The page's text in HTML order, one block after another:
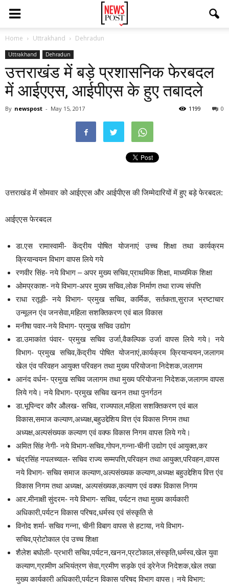
Home Uttrakhand Dehradun
Uttrakhand Dehradun
उत्तराखंड में बड़े प्रशासनिक फेरबदल
में आईएएस, आईपीएस के हुए तबादले
By newspost - May 15, 2017 0
1199
उत्तराखंड में सोमवार को आईएएस और आईपीएस की जिम्मेदारियों में हुए बड़े फेरबदल:
आईएएस फेरबदल
डा.एस रामास्वामी- केंद्रीय पोषित योजनाएं उच्च शिक्षा तथा कार्यक्रम
क्रियान्वयन विभाग वापस लिये गये
रणवीर सिंह- नये विभाग – अपर मुख्य सचिव,प्राथमिक शिक्षा, माध्यमिक शिक्षा
ओमप्रकाश- नये विभाग-अपर मुख्य सचिव,लोक निर्माण तथा राज्य संपत्ति
राधा रतूड़ी- नये विभाग- प्रमुख सचिव, कार्मिक, सर्तकता,सुराज भ्रष्टाचार
उन्मूलन एंव जनसेवा,महिला सशक्तिकरण एवं बाल विकास
मनीषा पवार-नये विभाग- प्रमुख सचिव उद्योग
डा.उमाकांत पंवार- प्रमुख सचिव उर्जा,वैकल्पिक उर्जा वापस लिये गये। नये
विभाग- प्रमुख सचिव,केंद्रीय पोषित योजनाएं,कार्यक्रम क्रियान्वयन,जलागम
खेल एंव परिवहन आयुक्त परिवहन तथा मुख्य परियोजना निदेशक,जलागम
आनंद वर्धन- प्रमुख सचिव जलागम तथा मुख्य परियोजना निदेशक,जलागम वापस
लिये गये। नये विभाग- प्रमुख सचिव खनन तथा पुनर्गठन
डा.भूपिन्दर कौर औलख- सचिव, राज्यपाल,महिला सशक्तिकरण एवं बाल
विकास,समाज कल्याण,अध्यक्ष,बहुउद्देशिय वित्त एंव विकास निगम तथा
अध्यक्ष,अल्पसंख्यक कल्याण एवं वक्फ विकास निगम वापस लिये गये।
अमित सिंह नेगी- नये विभाग-सचिव,गोपन,गन्ना-चीनी उद्योग एवं आयुक्त,कर
चंद्रसिंह नपलच्याल- सचिव राज्य सम्मपत्ति,परिवहन तथा आयुक्त,परिवहन,वापस
नये विभाग- सचिव समाज कल्याण,अल्पसंख्यक कल्याण,अध्यक्ष बहुउद्देशिय वित्त एंव
विकास निगम तथा अध्यक्ष, अल्पसंख्यक,कल्याण एवं वक्फ विकास निगम
आर.मीनाक्षी सुंदरम- नये विभाग- सचिव, पर्यटन तथा मुख्य कार्यकारी
अधिकारी,पर्यटन विकास परिषद,धर्मस्व एवं संस्कृति से
विनोद शर्मा- सचिव गन्ना, चीनी विबाग वापस से हटाया, नये विभाग-
सचिव,प्रोटोकाल एंव उच्च शिक्षा
शैलेश बघोली- प्रभारी सचिव,पर्यटन,खनन,प्रटोकाल,संस्कृति,धर्मस्व,खेल युवा
कल्याण,ग्रामीण अभियंत्रण सेवा,ग्रमीण सड़के एवं ड्रेनेज निदेशक,खेल तखा
मुख्य कार्यकारी अधिकारी,पर्यटन विकास परिषद विभाग वापस। नये विभाग: